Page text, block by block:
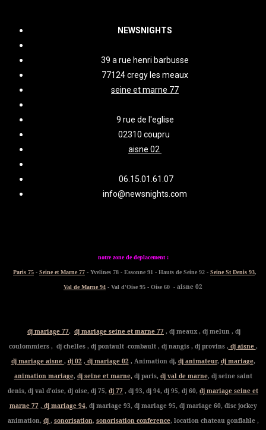
NEWSNIGHTS
39 a rue henri barbusse
77124 cregy les meaux
seine et marne 77
9 rue de l'eglise
02310 coupru
aisne 02
06.15.01.61.07
info@newsnights.com
notre zone de deplacement :
Paris 75 - Seine et Marne 77 - Yvelines 78 - Essonne 91 - Hauts de Seine 92 - Seine St Denis 93,
Val de Marne 94 - Val d'Oise 95 - Oise 60 - aisne 02
dj mariage 77, dj mariage seine et marne 77 , dj meaux , dj melun , dj
coulommiers , dj chelles , dj pontault -combault , dj nangis , dj provins ,dj aisne ,
dj mariage aisne , dj 02 ,dj mariage 02 , Animation dj, dj animateur, dj mariage,
animation mariage, dj seine et marne,dj paris, dj val de marne, dj seine saint
denis, dj val d'oise, dj oise, dj 75, dj 77 , dj 93, dj 94, dj 95, dj 60, dj mariage seine et
marne 77,dj mariage 94, dj mariage 93, dj mariage 95, dj mariage 60, disc jockey
animation, dj , sonorisation, sonorisation conference, location chateau gonflable ,